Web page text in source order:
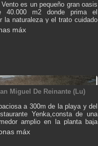
es un pequeño gran oasis
40.000 m2 donde prima el
la naturaleza y el trato cuidado
clientes. Aquí encontrarás 5
ENTRE LOS ÁRBOLES,
zonas chill out, chiringuito,
cancha de mini-basket,
elástica para los peques,
y ecohuerto. La finca
2 grandes villas y a 700 m. 1
restaurada.
máx
Miguel De Reinante (Lu)
a 300m de la playa y del
Yenka,consta de una
amplio en la planta baja
con cama de matrimonio y
plato de ducha en la misma
máx